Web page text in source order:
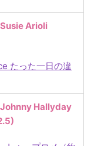
Arioli
たった一日の違
Johnny Hallyday